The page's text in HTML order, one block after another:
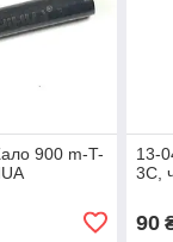
900 m-T-
13-
3С,
90